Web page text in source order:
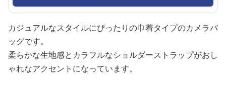
カジュアルなスタイルにぴったりの巾着タイプのカメラバ
ッグです。
柔らかな生地感とカラフルなショルダーストラップがおし
ゃれなアクセントになっています。